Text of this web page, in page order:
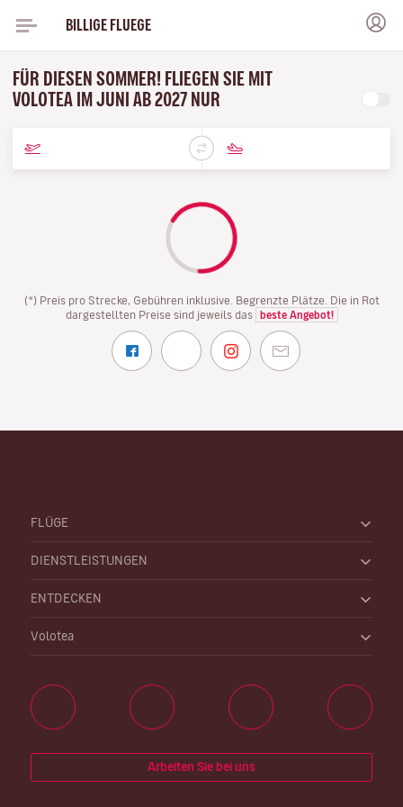
BILLIGE FLUEGE
FÜR DIESEN SOMMER! FLIEGEN SIE MIT
VOLOTEA IM JUNI AB 2027 NUR
(*) Preis pro Strecke, Gebühren inklusive. Begrenzte Plätze. Die in Rot
dargestellten Preise sind jeweils das
beste Angebot!
FLÜGE
DIENSTLEISTUNGEN
ENTDECKEN
Volotea
Arbeiten Sie bei uns